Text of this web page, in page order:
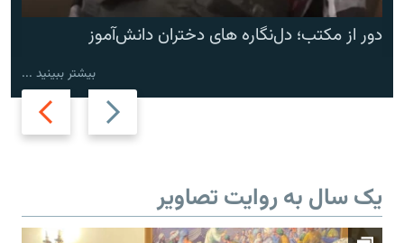
Previous
slide
Next
slide
دور از مکتب؛ دل‌نگاره های دختران دانش‌آموز
بیشتر ببینید ...
یک سال به روایت تصاویر